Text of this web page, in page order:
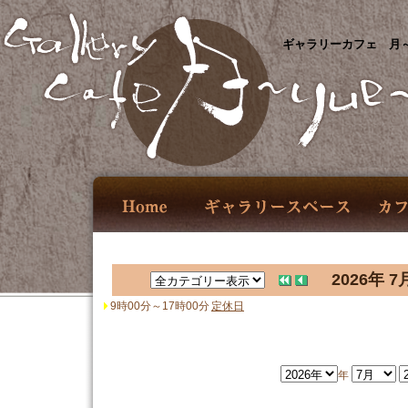
ギャラリーカフェ 月
2026年 7
9時00分～17時00分 定休日
年